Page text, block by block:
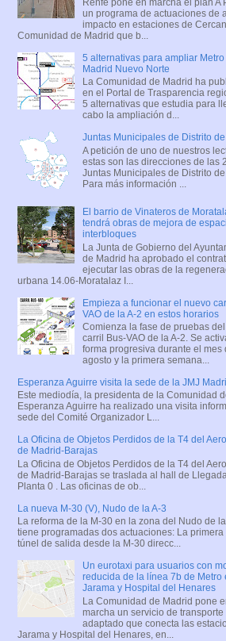
un programa de actuaciones de
impacto en estaciones de
Comunidad de Madrid que b...
5 alternativas para ampliar Metro
Madrid Nuevo Norte
La Comunidad de Madrid ha
en el Portal de Trasparencia
5 alternativas que estudia para
cabo la ampliación d...
Juntas Municipales de Distrito
A petición de uno de nuestros
estas son las direcciones de las
Juntas Municipales de Distrito de
Para más información ...
El barrio de Vinateros de
tendrá obras de mejora de
interbloques
La Junta de Gobierno del
de Madrid ha aprobado el
ejecutar las obras de la
urbana 14.06-Moratalaz I...
Empieza a funcionar el nuevo
VAO de la A-2 en estos horarios
Comienza la fase de pruebas
carril Bus-VAO de la A-2. Se
forma progresiva durante el mes
agosto y la primera semana...
Esperanza Aguirre visita la sede de la JMJ
Este mediodía, la presidenta de la Comunidad
Esperanza Aguirre ha realizado una visita
sede del Comité Organizador L...
La Oficina de Objetos Perdidos de la T4 del
de Madrid-Barajas
La Oficina de Objetos Perdidos de la T4 del
de Madrid-Barajas se traslada al hall de
Planta 0 . Las oficinas de ob...
La nueva M-30 (V), Nudo de la A-3
La reforma de la M-30 en la zona del Nudo de
tiene programadas dos actuaciones: La primera
túnel de salida desde la M-30 direcc...
Un eurotaxi para usuarios con
reducida de la línea 7b de Metro
Jarama y Hospital del Henares
La Comunidad de Madrid pone
marcha un servicio de transporte
adaptado que conecta las
Jarama y Hospital del Henares, en...